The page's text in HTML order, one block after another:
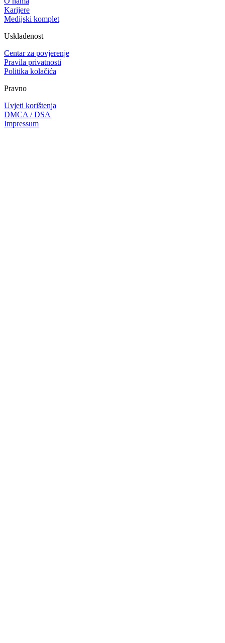
Karijere
Medijski komplet
Usklađenost
Centar za povjerenje
Pravila privatnosti
Politika kolačića
Pravno
Uvjeti korištenja
DMCA / DSA
Impressum